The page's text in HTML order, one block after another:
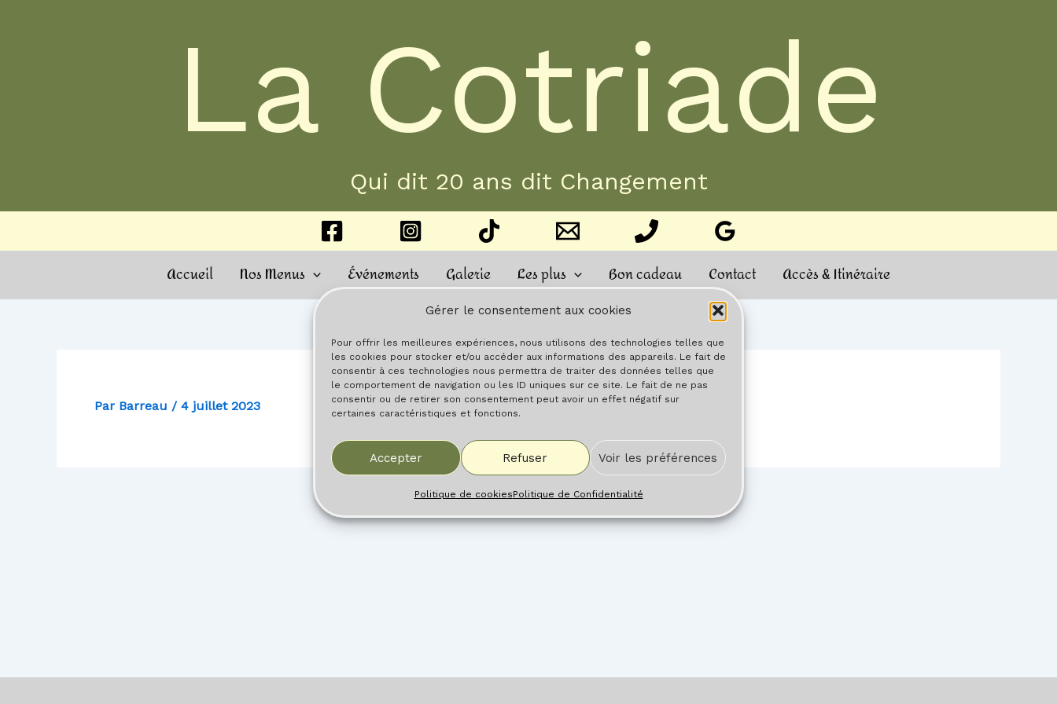
Gérer le consentement aux cookies
Pour offrir les meilleures expériences, nous utilisons des technologies telles que
les cookies pour stocker et/ou accéder aux informations des appareils. Le fait de
consentir à ces technologies nous permettra de traiter des données telles que
le comportement de navigation ou les ID uniques sur ce site. Le fait de ne pas
consentir ou de retirer son consentement peut avoir un effet négatif sur
certaines caractéristiques et fonctions.
Accepter Refuser Voir les préférences
Politique de cookiesPolitique de Confidentialité
La Cotriade
Qui dit 20 ans dit Changement
Accueil Nos Menus Événements Galerie Les plus Bon cadeau Contact Accès & Itinéraire
Par Barreau / 4 juillet 2023